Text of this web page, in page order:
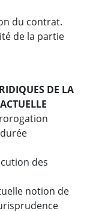
du contrat.
de la partie
DE LA
des
notion de